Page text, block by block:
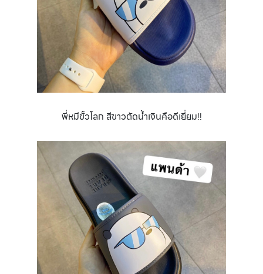
พี่หมีขั้วโลก สีขาวตัดน้ำเงินคือดีเยี่ยม!!